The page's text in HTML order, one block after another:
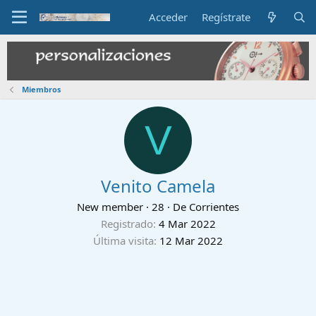
Acceder Regístrate
Miembros
V
Venito Camela
New member · 28 · De Corrientes
Registrado 4 Mar 2022
Última visita 12 Mar 2022